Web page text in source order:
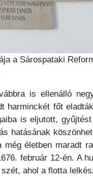
a Sárospataki
is ellenálló
harminckét főt
is eljutott,
hatásának
életben maradt
február 12-én. A
ahol a flotta